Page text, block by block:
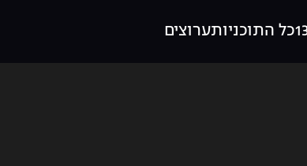
כל התוכניותערוצים